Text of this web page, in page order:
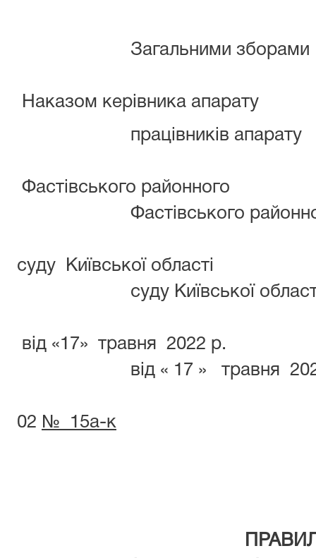
Наказом керівника апарату
Фастівського районного
суду Київської області
суду
від «17» травня 2022 р.
від « 17 »
02 № 15а-к